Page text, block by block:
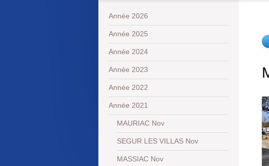
Année 2026
Année 2025
Année 2024
Année 2023
Année 2022
Année 2021
MAURIAC Nov
SEGUR LES VILLAS Nov
MASSIAC Nov